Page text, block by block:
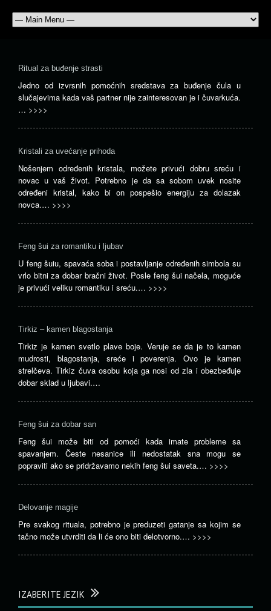
Ritual za buđenje strasti
Jedno od izvrsnih pomoćnih sredstava za buđenje čula u
slučajevima kada vaš partner nije zainteresovan je i čuvarkuća.
… >>>>
Kristali za uvećanje prihoda
Nošenjem određenih kristala, možete privući dobru sreću i
novac u vaš život. Potrebno je da sa sobom uvek nosite
određeni kristal, kako bi on pospešio energiju za dolazak
novca.… >>>>
Feng šui za romantiku i ljubav
U feng šuiu, spavaća soba i postavljanje određenih simbola su
vrlo bitni za dobar bračni život. Posle feng šui načela, moguće
je privući veliku romantiku i sreću.… >>>>
Tirkiz – kamen blagostanja
Tirkiz je kamen svetlo plave boje. Veruje se da je to kamen
mudrosti, blagostanja, sreće i poverenja. Ovo je kamen
strelčeva. Tirkiz čuva osobu koja ga nosi od zla i obezbeđuje
dobar sklad u ljubavi.…
Feng šui za dobar san
Feng šui može biti od pomoći kada imate probleme sa
spavanjem. Česte nesanice ili nedostatak sna mogu se
popraviti ako se pridržavamo nekih feng šui saveta.… >>>>
Delovanje magije
Pre svakog rituala, potrebno je preduzeti gatanje sa kojim se
tačno može utvrditi da li će ono biti delotvorno.… >>>>
IZABERITE JEZIK